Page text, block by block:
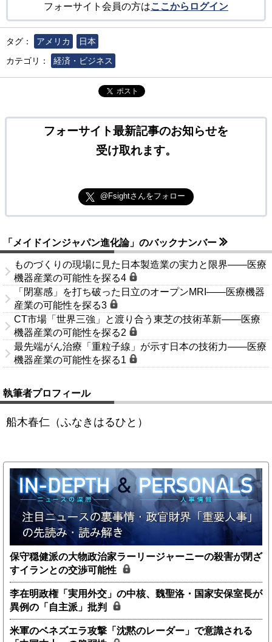
フォーサイト会員の方はここからログイン
タグ： アメリカ
日本
カテゴリ：
経済・ビジネス
ポスト
フォーサイト最新記事のお知らせを
受け取れます。
@Fsightさんをフォロー
「メイドインジャパン進化論」のバックナンバー
ものづくりの現場に見た日本製造業の実力と限界――医療
機器産業の可能性を探る4
「閉塞感」を打ち破った日立のオープンMRI――医療機器
産業の可能性を探る3
CT市場「世界三強」と渡り合う東芝の技術革新――医療
機器産業の可能性を探る2
最先端がん治療「重粒子線」が示す日本の技術力――医療
機器産業の可能性を探る1
執筆者プロフィール
船木春仁（ふなきはるひと）
保守穏健派の大物政治家ラーリージャーニーの殺害が閉ざ
すイランとの交渉可能性
李在明政権「実用外交」の中核、魏聖洛・国家安保室長が
異例の「自主派」批判
米軍のベネズエラ攻撃「沈黙のレーダー」で意識される